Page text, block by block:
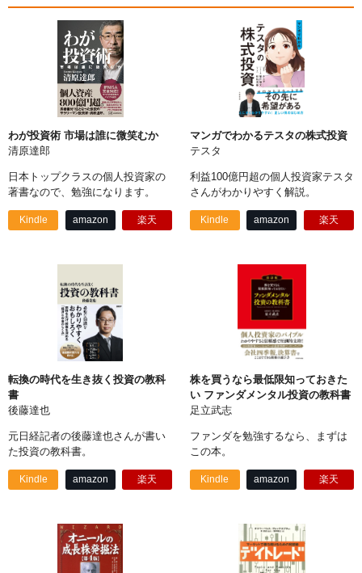
わが投資術 市場は誰に微笑むか
清原達郎
日本トップクラスの個人投資家の
著書なので、勉強になります。
Kindle amazon 楽天
マンガでわかるテスタの株式投資
テスタ
利益100億円超の個人投資家テスタ
さんがわかりやすく解説。
Kindle amazon 楽天
転換の時代を生き抜く投資の教科
書
後藤達也
元日経記者の後藤達也さんが書い
た投資の教科書。
Kindle amazon 楽天
株を買うなら最低限知っておきた
い ファンダメンタル投資の教科書
足立武志
ファンダを勉強するなら、まずは
この本。
Kindle amazon 楽天